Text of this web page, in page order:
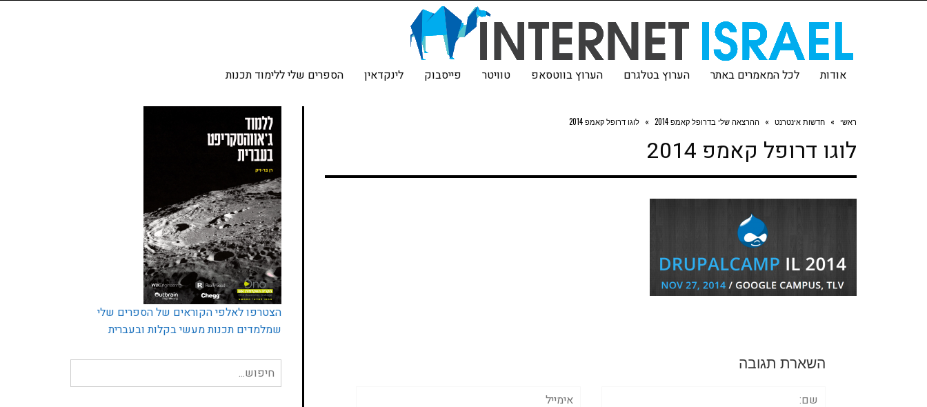
אודות לכל המאמרים באתר הערוץ בטלגרם הערוץ בווטסאפ טוויטר פייסבוק לינקדאין הספרים שלי ללימוד תכנות
ראשי » חדשות אינטרנט » ההרצאה שלי בדרופל קאמפ 2014 » לוגו דרופל קאמפ 2014
לוגו דרופל קאמפ 2014
השארת תגובה
הצטרפו לאלפי הקוראים של הספרים שלי
שמלמדים תכנות מעשי בקלות ובעברית
חיפוש
עבור: